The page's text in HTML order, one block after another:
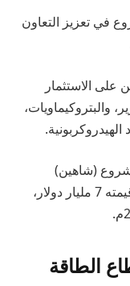
في تعزيز التعاون
الاستثمار
والبتروكيماويات،
(شاهين)
للبتروكيماويات بمدينة أولسان، الذي تبلغ قيمته 7 مليار دولار،
الطاقة